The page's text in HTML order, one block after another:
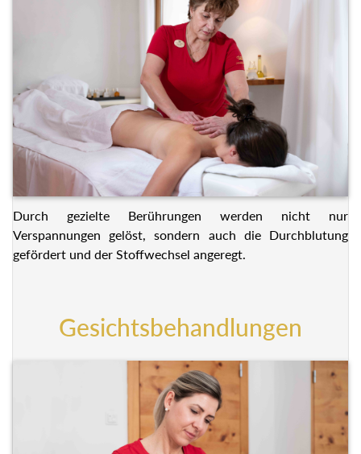
Durch gezielte Berührungen werden nicht nur
Verspannungen gelöst, sondern auch die Durchblutung
gefördert und der Stoffwechsel angeregt.
Gesichtsbehandlungen